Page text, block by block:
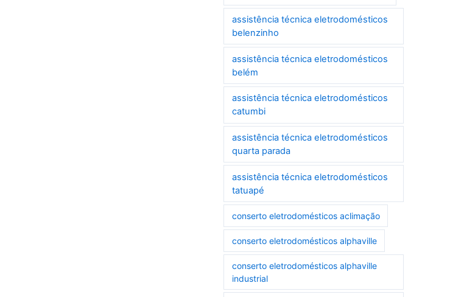
assistência técnica eletrodomésticos
belenzinho
assistência técnica eletrodomésticos
belém
assistência técnica eletrodomésticos
catumbi
assistência técnica eletrodomésticos
quarta parada
assistência técnica eletrodomésticos
tatuapé
conserto eletrodomésticos aclimação
conserto eletrodomésticos alphaville
conserto eletrodomésticos alphaville
industrial